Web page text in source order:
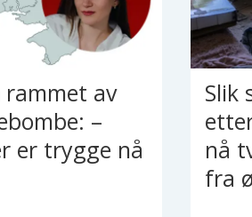
rammet av
–
er trygge nå
Slik
nå
fra